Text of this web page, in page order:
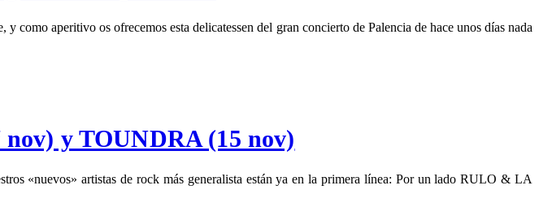
como aperitivo os ofrecemos esta delicatessen del gran concierto de Palencia de hace unos días nada
y TOUNDRA (15 nov)
«nuevos» artistas de rock más generalista están ya en la primera línea: Por un lado RULO & LA